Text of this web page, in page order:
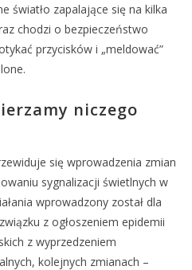
światło zapalające się na kilka
chodzi o bezpieczeństwo
przycisków i „meldować”
niczego
się wprowadzenia zmian
sygnalizacji świetlnych w
wprowadzony został dla
z ogłoszeniem epidemii
z wyprzedzeniem
kolejnych zmianach –